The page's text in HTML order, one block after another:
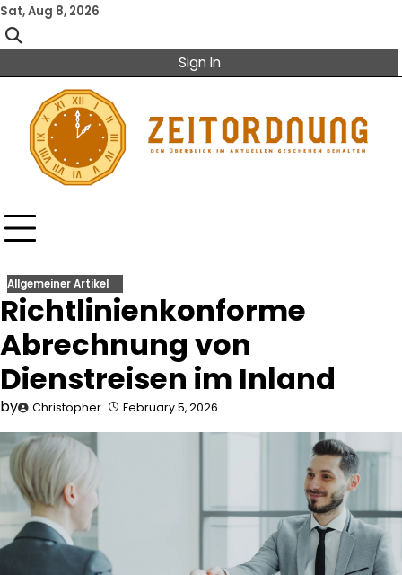
Skip
to
content
Sat, Aug 8, 2026
Sign In
Allgemeiner Artikel
Richtlinienkonforme
Abrechnung von
Dienstreisen im Inland
by Christopher February 5, 2026